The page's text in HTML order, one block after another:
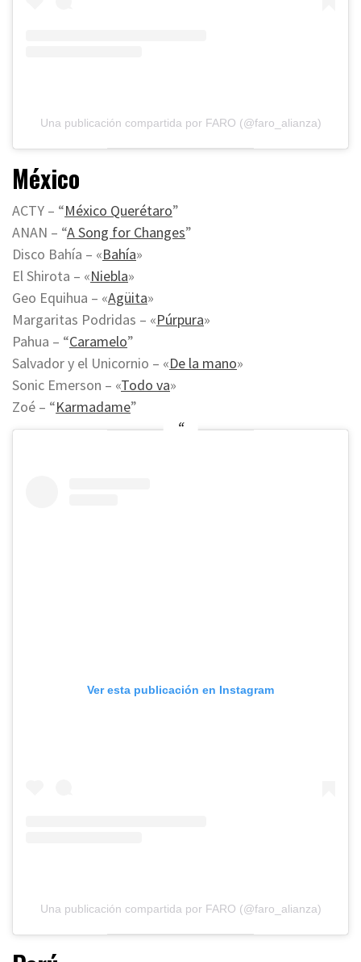
Una publicación compartida por FARO (@faro_alianza)
México
ACTY – “México Querétaro”
ANAN – “A Song for Changes”
Disco Bahía – «Bahía»
El Shirota – «Niebla»
Geo Equihua – «Agüita»
Margaritas Podridas – «Púrpura»
Pahua – “Caramelo”
Salvador y el Unicornio – «De la mano»
Sonic Emerson – «Todo va»
Zoé – “Karmadame”
Ver esta publicación en Instagram
Una publicación compartida por FARO (@faro_alianza)